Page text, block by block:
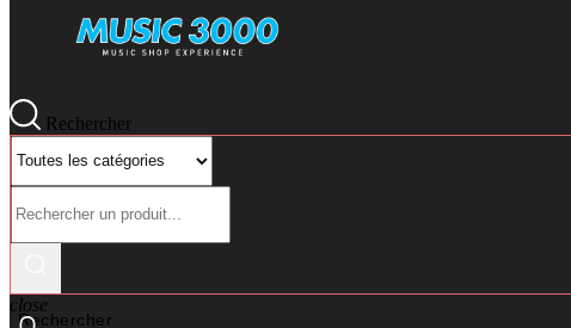
Rechercher
Rechercher
close